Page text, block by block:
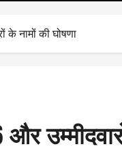
के नामों की घोषणा